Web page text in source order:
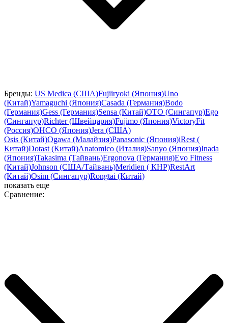
Бренды: US Medica (США)Fujiiryoki (Япония)Uno
(Китай)Yamaguchi (Япония)Casada (Германия)Bodo
(Германия)Gess (Германия)Sensa (Китай)OTO (Сингапур)Ego
(Сингапур)Richter (Швейцария)Fujimo (Япония)VictoryFit
(Россия)OHCO (Япония)Jera (США)
Osis (Китай)Ogawa (Малайзия)Panasonic (Япония)iRest (
Китай)Dotast (Китай)Anatomico (Италия)Sanyo (Япония)Inada
(Япония)Takasima (Тайвань)Ergonova (Германия)Evo Fitness
(Китай)Johnson (США/Тайвань)Meridien ( КНР)RestArt
(Китай)Osim (Сингапур)Rongtai (Китай)
показать еще
Сравнение: